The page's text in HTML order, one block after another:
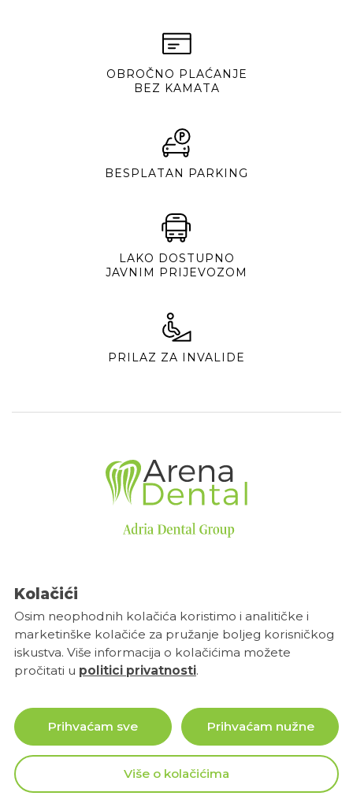
OBROČNO PLAĆANJE
BEZ KAMATA
BESPLATAN PARKING
LAKO DOSTUPNO
JAVNIM PRIJEVOZOM
PRILAZ ZA INVALIDE
01 6542 677
0800 66 88
Kolačići
Osim neophodnih kolačića koristimo i analitičke i
marketinške kolačiće za pružanje boljeg korisničkog
iskustva. Više informacija o kolačićima možete
pročitati u politici privatnosti.
Prihvaćam nužne
Više o kolačićima
Prihvaćam sve